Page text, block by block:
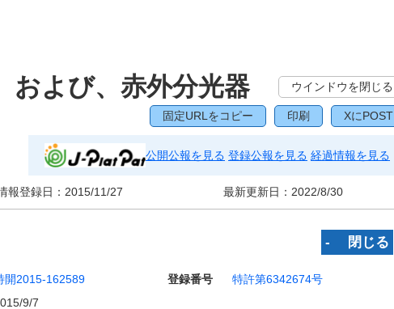
および、赤外分光器 ウインドウを閉じる
固定URLをコピー 印刷 XにPOST
公開公報を見る 登録公報を見る 経過情報を見る
報登録日： 2015/11/27 最新更新日： 2022/8/30
‐ 閉じる
開2015-162589 登録番号
特許第6342674号
9/7